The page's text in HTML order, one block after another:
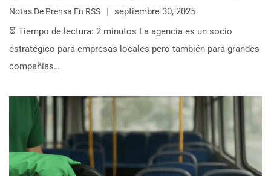
Notas De Prensa En RSS
septiembre 30, 2025
⏳ Tiempo de lectura: 2 minutos La agencia es un socio
estratégico para empresas locales pero también para grandes
compañías…